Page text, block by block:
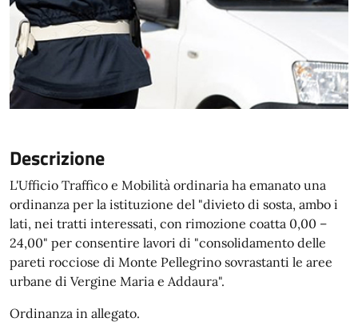
Descrizione
L'Ufficio Traffico e Mobilità ordinaria ha emanato una
ordinanza per la istituzione del "divieto di sosta, ambo i
lati, nei tratti interessati, con rimozione coatta 0,00 –
24,00" per consentire lavori di "consolidamento delle
pareti rocciose di Monte Pellegrino sovrastanti le aree
urbane di Vergine Maria e Addaura".
Ordinanza in allegato.